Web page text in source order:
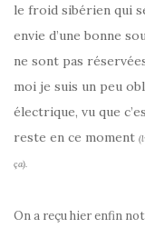
le froid sibérien qui
envie d’une bonne
ne sont pas
moi je suis un peu
électrique, vu que
reste en ce moment
ça).
On a reçu hier enfin